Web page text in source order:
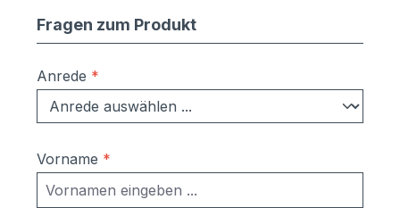
Fragen zum Produkt
Anrede *
Vorname *